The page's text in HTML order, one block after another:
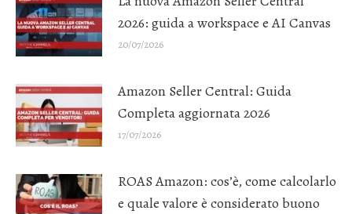
2026: guida a workspace e AI Canvas
20/07/2026
Amazon Seller Central: Guida
Completa aggiornata 2026
17/07/2026
ROAS Amazon: cos’è, come calcolarlo
e quale valore è considerato buono